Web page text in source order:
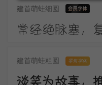
建首萌蛙细圆
建首萌蛙粗圆 零售字体